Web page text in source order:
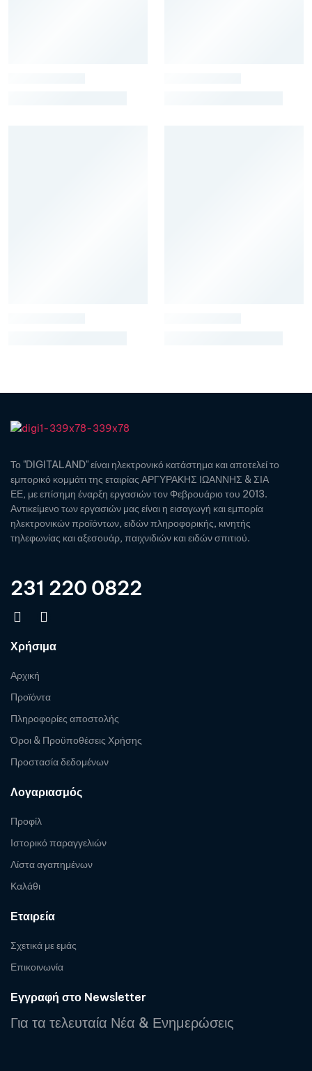
Το "DIGITALAND" είναι ηλεκτρονικό κατάστημα και αποτελεί το
εμπορικό κομμάτι της εταιρίας ΑΡΓΥΡΑΚΗΣ ΙΩΑΝΝΗΣ & ΣΙΑ
ΕΕ, με επίσημη έναρξη εργασιών τον Φεβρουάριο του 2013.
Αντικείμενο των εργασιών μας είναι η εισαγωγή και εμπορία
ηλεκτρονικών προϊόντων, ειδών πληροφορικής, κινητής
τηλεφωνίας και αξεσουάρ, παιχνιδιών και ειδών σπιτιού.
231 220 0822
Χρήσιμα
Αρχική
Προϊόντα
Πληροφορίες αποστολής
Όροι & Προϋποθέσεις Χρήσης
Προστασία δεδομένων
Λογαριασμός
Προφίλ
Ιστορικό παραγγελιών
Λίστα αγαπημένων
Καλάθι
Εταιρεία
Σχετικά με εμάς
Επικοινωνία
Εγγραφή στο Newsletter
Για τα τελευταία Νέα & Ενημερώσεις